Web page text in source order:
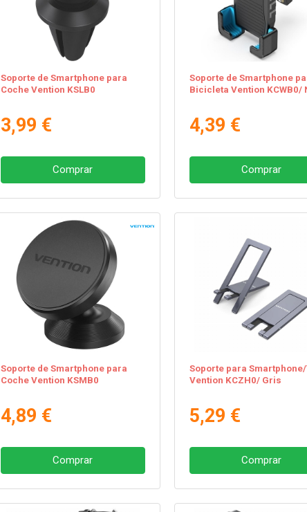
Soporte de Smartphone para
Coche Vention KSLB0
3,99 €
Comprar
Soporte de Smartphone
Bicicleta Vention KCWB0/
4,39 €
Comprar
Soporte de Smartphone para
Coche Vention KSMB0
4,89 €
Comprar
Soporte para
Vention KCZH0/ Gris
5,29 €
Comprar